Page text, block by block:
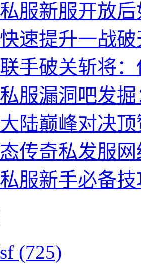
服新服开放
速提升一战
手破关斩将
服漏洞吧发
陆巅峰对决
传奇私发服
服新手必备
(725)